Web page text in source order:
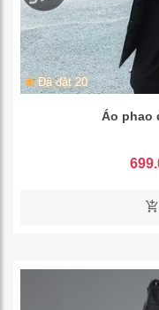
Đã đặt 20
Áo phao